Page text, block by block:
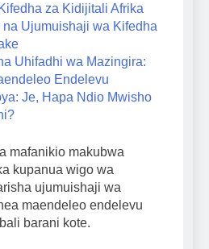
za Kidijitali Afrika
Ujumuishaji wa Kifedha
Uhifadhi wa Mazingira:
Endelevu
Je, Hapa Ndio Mwisho
mafanikio makubwa
kupanua wigo wa
ujumuishaji wa
maendeleo endelevu
barani kote.